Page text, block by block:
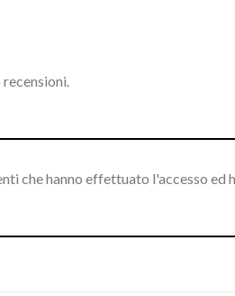
che hanno effettuato l'accesso ed